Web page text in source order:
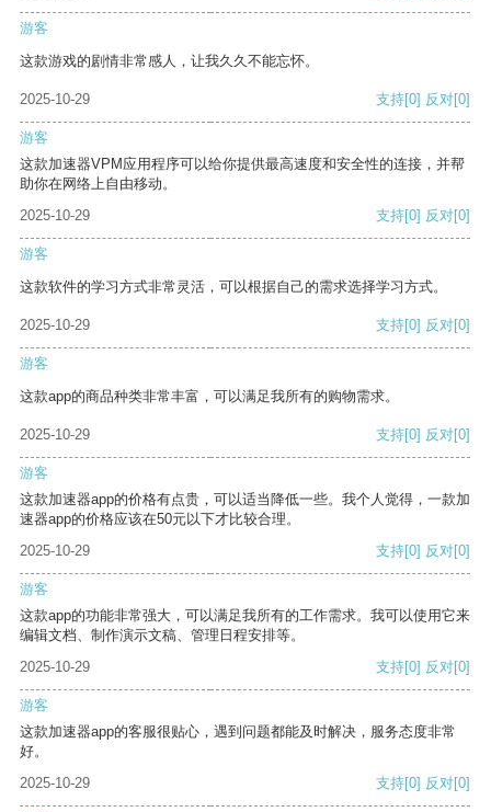
游客
这款游戏的剧情非常感人，让我久久不能忘怀。
2025-10-29 支持[0] 反对[0]
游客
这款加速器VPM应用程序可以给你提供最高速度和安全性的连接，并帮
助你在网络上自由移动。
2025-10-29
支持[0] 反对[0]
游客
这款软件的学习方式非常灵活，可以根据自己的需求选择学习方式。
2025-10-29 支持[0] 反对[0]
游客
这款app的商品种类非常丰富，可以满足我所有的购物需求。
2025-10-29 支持[0] 反对[0]
游客
这款加速器app的价格有点贵，可以适当降低一些。我个人觉得，一款加
速器app的价格应该在50元以下才比较合理。
2025-10-29
支持[0] 反对[0]
游客
这款app的功能非常强大，可以满足我所有的工作需求。我可以使用它来
编辑文档、制作演示文稿、管理日程安排等。
2025-10-29
支持[0] 反对[0]
游客
这款加速器app的客服很贴心，遇到问题都能及时解决，服务态度非常
好。
2025-10-29
支持[0] 反对[0]